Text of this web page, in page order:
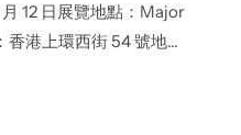
12 日展覽地點：Major
港上環西街 54 號地下